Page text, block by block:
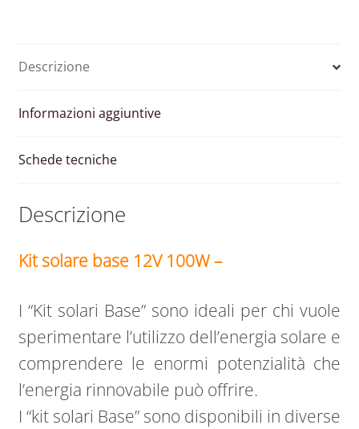
Descrizione
Informazioni aggiuntive
Schede tecniche
Descrizione
Kit solare base 12V 100W –
I “Kit solari Base” sono ideali per chi vuole
sperimentare l’utilizzo dell’energia solare e
comprendere le enormi potenzialità che
l’energia rinnovabile può offrire.
I “kit solari Base” sono disponibili in diverse